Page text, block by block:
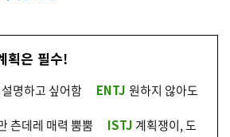
획은 필수!
설명하고 싶어함 ENTJ 원하지 않아도
츤데레 매력 뿜뿜 ISTJ 계획쟁이, 도